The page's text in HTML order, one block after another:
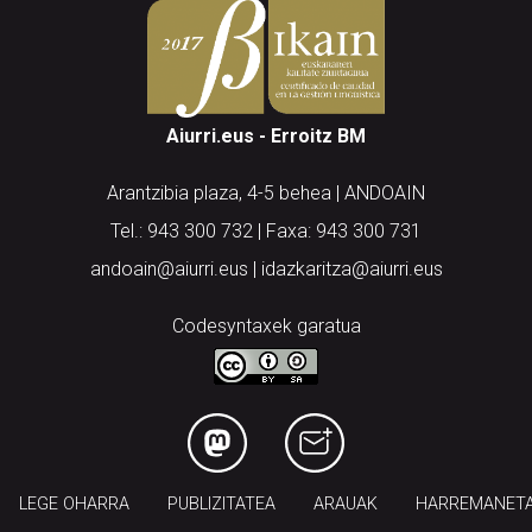
Aiurri.eus - Erroitz BM
Arantzibia plaza, 4-5 behea | ANDOAIN
Tel.: 943 300 732 | Faxa: 943 300 731
andoain@aiurri.eus | idazkaritza@aiurri.eus
Codesyntaxek garatua
LEGE OHARRA PUBLIZITATEA ARAUAK